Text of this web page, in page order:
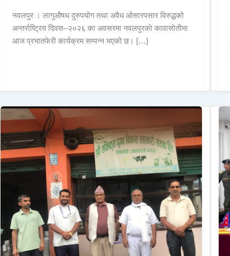
नवलपुर । लागुऔषध दुरुपयोग तथा अवैध ओसारपसार विरुद्धको
अन्तर्राष्ट्रिय दिवस–२०२६ का अवसरमा नवलपुरकाे कावासाेतीमा
आज प्रभातफेरी कार्यक्रम सम्पन्न भएको छ। […]